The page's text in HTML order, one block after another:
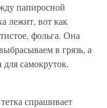
папиросной
лежит, вот как
фольга. Она
в грязь, а
самокруток.
спрашивает